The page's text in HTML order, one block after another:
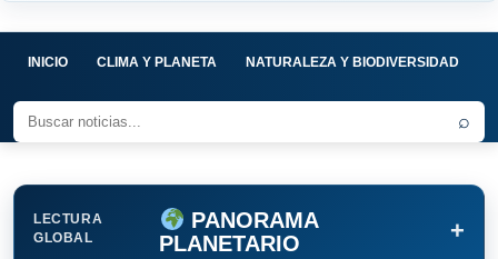
INICIO CLIMA Y PLANETA NATURALEZA Y BIODIVERSIDAD
⌕
LECTURA
GLOBAL
PANORAMA
PLANETARIO
+